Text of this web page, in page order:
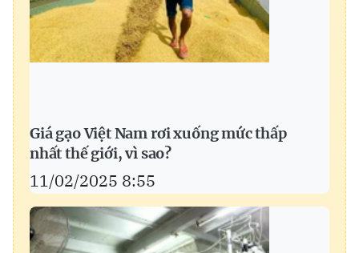
Giá gạo Việt Nam rơi xuống mức thấp
nhất thế giới, vì sao?
11/02/2025 8:55